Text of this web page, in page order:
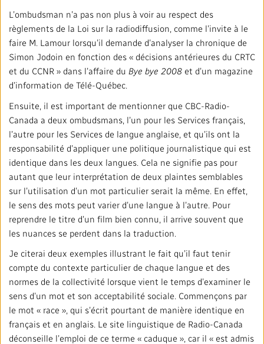
L’ombudsman n’a pas non plus à voir au respect des
règlements de la Loi sur la radiodiffusion, comme l’invite à le
faire M. Lamour lorsqu’il demande d’analyser la chronique de
Simon Jodoin en fonction des « décisions antérieures du CRTC
et du CCNR » dans l’affaire du Bye bye 2008 et d’un magazine
d’information de Télé-Québec.
Ensuite, il est important de mentionner que CBC-Radio-
Canada a deux ombudsmans, l’un pour les Services français,
l’autre pour les Services de langue anglaise, et qu’ils ont la
responsabilité d’appliquer une politique journalistique qui est
identique dans les deux langues. Cela ne signifie pas pour
autant que leur interprétation de deux plaintes semblables
sur l’utilisation d’un mot particulier serait la même. En effet,
le sens des mots peut varier d’une langue à l’autre. Pour
reprendre le titre d’un film bien connu, il arrive souvent que
les nuances se perdent dans la traduction.
Je citerai deux exemples illustrant le fait qu’il faut tenir
compte du contexte particulier de chaque langue et des
normes de la collectivité lorsque vient le temps d’examiner le
sens d’un mot et son acceptabilité sociale. Commençons par
le mot « race », qui s’écrit pourtant de manière identique en
français et en anglais. Le site linguistique de Radio-Canada
déconseille l’emploi de ce terme « caduque », car il « est admis